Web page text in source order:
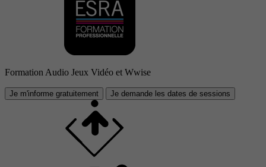
Formation Audio Jeux Vidéo et Wwise
Je m'informe gratuitement Je demande les dates de sessions